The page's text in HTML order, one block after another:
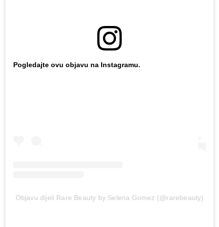
Pogledajte ovu objavu na Instagramu.
Objavu dijeli Rare Beauty by Selena Gomez (@rarebeauty)